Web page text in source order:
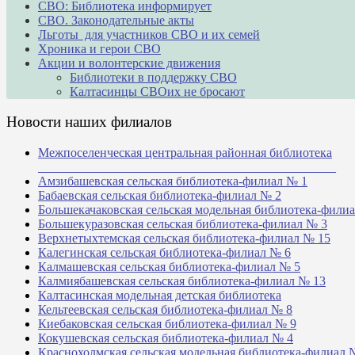
СВО: Библиотека информирует
СВО. Законодательные акты
Льготы для участников СВО и их семей
Хроника и герои СВО
Акции и волонтерские движения
Библиотеки в поддержку СВО
Калтасинцы СВОих не бросают
Новости наших филиалов
Межпоселенческая центральная районная библиотека
Амзибашевская сельская библиотека-филиал № 1
Бабаевская сельская библиотека-филиал № 2
Большекачаковская сельская модельная библиотека-
Большекуразовская сельская библиотека-филиал № 3
Верхнетыхтемская сельская библиотека-филиал № 15
Калегинская сельская библиотека-филиал № 6
Калмашевская сельская библиотека-филиал № 5
Калмиябашевская сельская библиотека-филиал № 13
Калтасинская модельная детская библиотека
Кельтеевская сельская библиотека-филиал № 8
Киебаковская сельская библиотека-филиал № 9
Кокушевская сельская библиотека-филиал № 4